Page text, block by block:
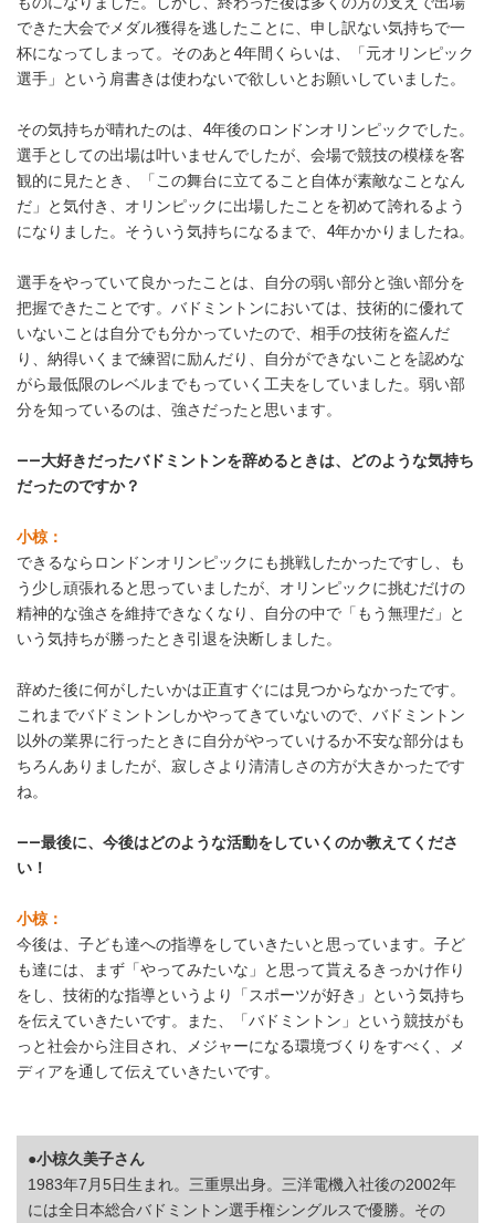
できた大会でメダル獲得を逃したことに、申し訳ない気持ちで一
杯になってしまって。そのあと4年間くらいは、「元オリンピック
選手」という肩書きは使わないで欲しいとお願いしていました。
その気持ちが晴れたのは、4年後のロンドンオリンピックでした。
選手としての出場は叶いませんでしたが、会場で競技の模様を客
観的に見たとき、「この舞台に立てること自体が素敵なことなん
だ」と気付き、オリンピックに出場したことを初めて誇れるよう
になりました。そういう気持ちになるまで、4年かかりましたね。
選手をやっていて良かったことは、自分の弱い部分と強い部分を
把握できたことです。バドミントンにおいては、技術的に優れて
いないことは自分でも分かっていたので、相手の技術を盗んだ
り、納得いくまで練習に励んだり、自分ができないことを認めな
がら最低限のレベルまでもっていく工夫をしていました。弱い部
分を知っているのは、強さだったと思います。
――大好きだったバドミントンを辞めるときは、どのような気持ち
だったのですか？
小椋：
できるならロンドンオリンピックにも挑戦したかったですし、も
う少し頑張れると思っていましたが、オリンピックに挑むだけの
精神的な強さを維持できなくなり、自分の中で「もう無理だ」と
いう気持ちが勝ったとき引退を決断しました。
辞めた後に何がしたいかは正直すぐには見つからなかったです。
これまでバドミントンしかやってきていないので、バドミントン
以外の業界に行ったときに自分がやっていけるか不安な部分はも
ちろんありましたが、寂しさより清清しさの方が大きかったです
ね。
――最後に、今後はどのような活動をしていくのか教えてくださ
い！
小椋：
今後は、子ども達への指導をしていきたいと思っています。子ど
も達には、まず「やってみたいな」と思って貰えるきっかけ作り
をし、技術的な指導というより「スポーツが好き」という気持ち
を伝えていきたいです。また、「バドミントン」という競技がも
っと社会から注目され、メジャーになる環境づくりをすべく、メ
ディアを通して伝えていきたいです。
●小椋久美子さん
1983年7月5日生まれ。三重県出身。三洋電機入社後の2002年
には全日本総合バドミントン選手権シングルスで優勝。その